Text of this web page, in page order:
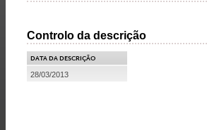
Controlo da descrição
DATA DA DESCRIÇÃO
28/03/2013